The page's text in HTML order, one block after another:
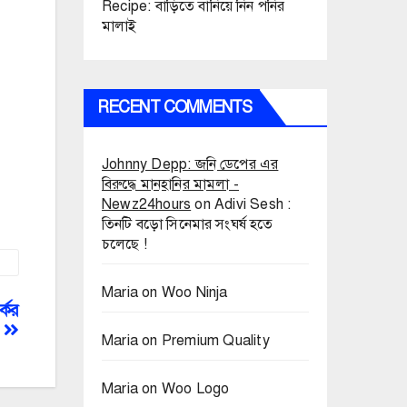
Recipe: বাড়িতে বানিয়ে নিন পনির
মালাই
RECENT COMMENTS
Johnny Depp: জনি ডেপের এর
বিরুদ্ধে মানহানির মামলা -
Newz24hours onAdivi Sesh :
তিনটি বড়ো সিনেমার সংঘর্ষ হতে
চলেছে !
Maria on Woo Ninja
Maria on Premium Quality
Maria on Woo Logo